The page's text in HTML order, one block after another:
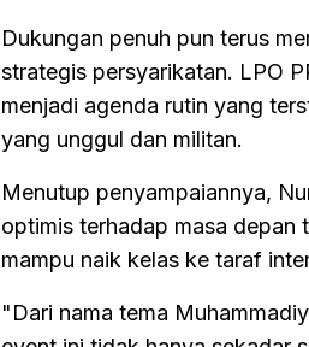
Dukungan penuh pun terus
strategis persyarikatan. LPO
menjadi agenda rutin yang
yang unggul dan militan.
Menutup penyampaiannya,
optimis terhadap masa depan
mampu naik kelas ke taraf
"Dari nama tema